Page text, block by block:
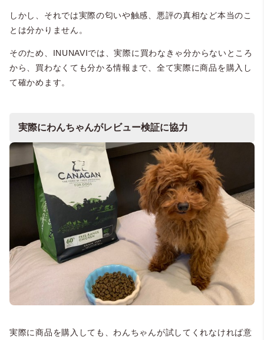
しかし、それでは実際の匂いや触感、悪評の真相など本当のこ
とは分かりません。
そのため、INUNAVIでは、実際に買わなきゃ分からないところ
から、買わなくても分かる情報まで、全て実際に商品を購入し
て確かめます。
実際にわんちゃんがレビュー検証に協力
実際に商品を購入しても、わんちゃんが試してくれなければ意